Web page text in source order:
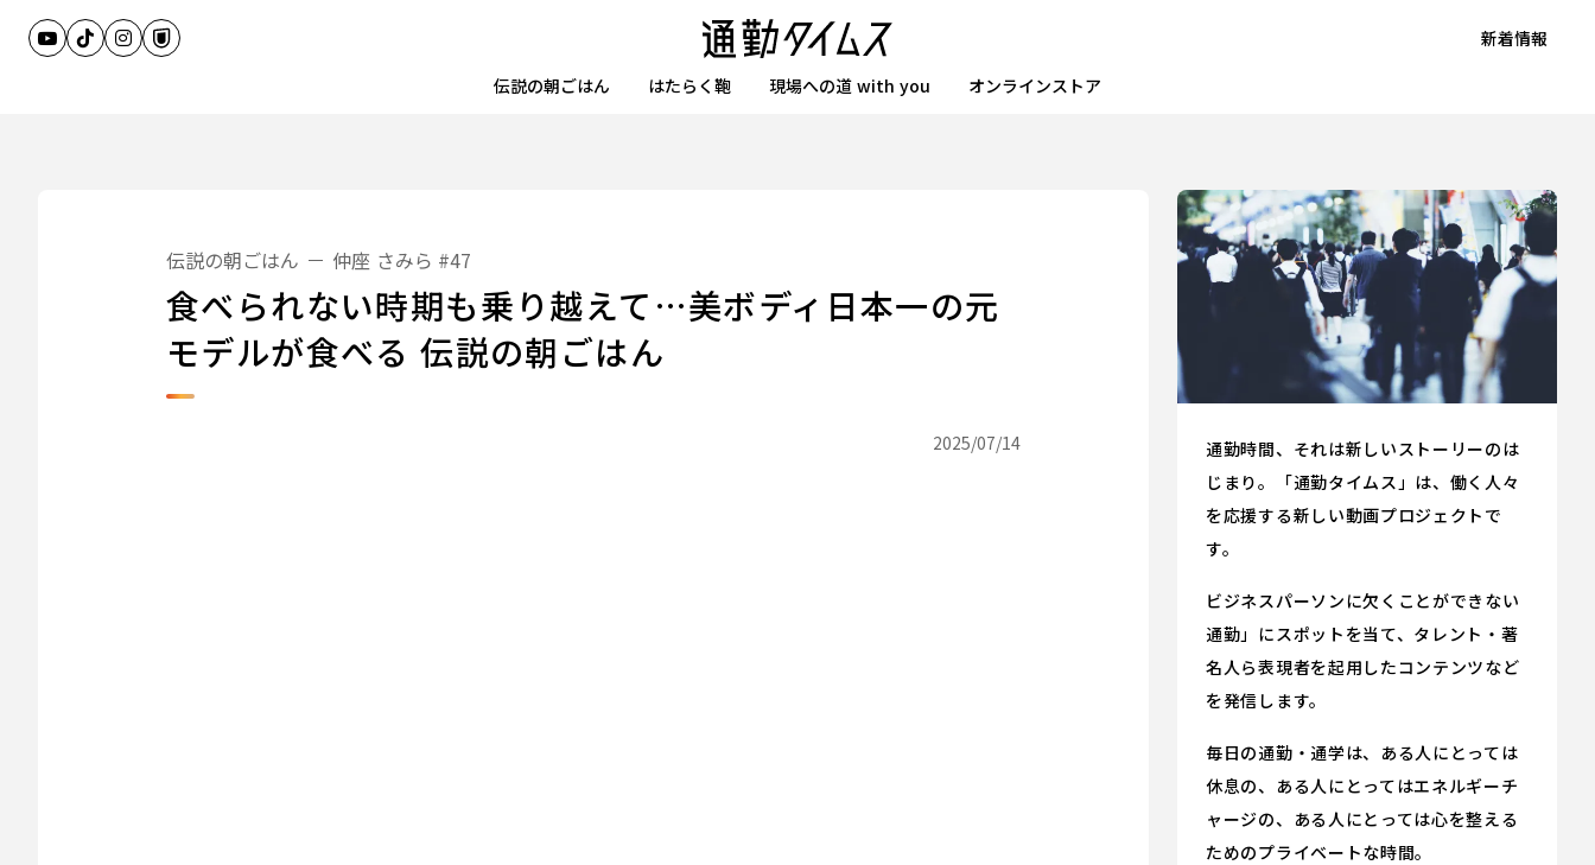
新着情報
伝説の朝ごはん
はたらく鞄 現場への道 with you オンラインストア
伝説の朝ごはん 仲座 さみら #47
食べられない時期も乗り越えて…美ボディ日本一の元
モデルが食べる 伝説の朝ごはん
2025/07/14
通勤時間、それは新しいストーリーのは
じまり。「通勤タイムス」は、働く人々
を応援する新しい動画プロジェクトで
す。
ビジネスパーソンに欠くことができない
通勤」にスポットを当て、タレント・著
名人ら表現者を起用したコンテンツなど
を発信します。
毎日の通勤・通学は、ある人にとっては
休息の、ある人にとってはエネルギーチ
ャージの、ある人にとっては心を整える
ためのプライベートな時間。